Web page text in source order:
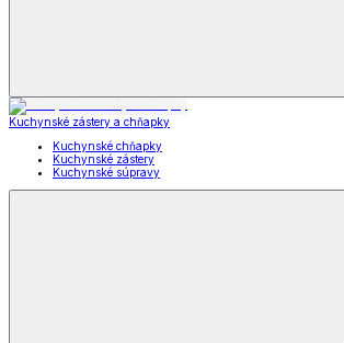
Kuchynské zástery a chňapky
Kuchynské chňapky
Kuchynské zástery
Kuchynské súpravy